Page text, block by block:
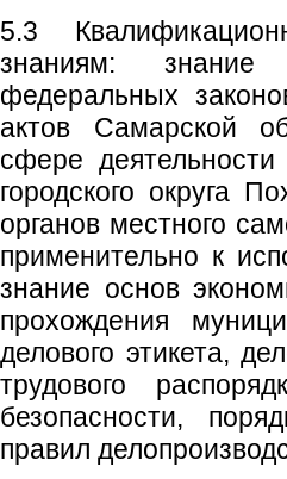
5.3
знаниям: знание
федеральных
актов Самарской
сфере деятельности
городского округа
органов местного
применительно к
знание основ
прохождения
делового этикета,
трудового
безопасности,
правил